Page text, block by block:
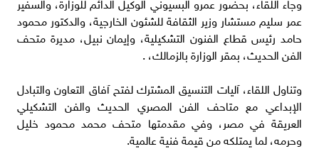
عمر سليم مستشار وزير الثقافة للشئون الخارجية، والدكتور محمود
حامد رئيس قطاع الفنون التشكيلية، وإيمان نبيل، مديرة متحف
الفن الحديث، بمقر الوزارة بالزمالك، .
وتناول اللقاء، آليات التنسيق المشترك لفتح آفاق التعاون والتبادل
الإبداعي مع متاحف الفن المصري الحديث والفن التشكيلي
العريقة في مصر، وفي مقدمتها متحف محمد محمود خليل
وحرمه، لما يمتلكه من قيمة فنية عالمية.